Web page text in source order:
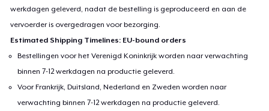
werkdagen geleverd, nadat de bestelling is geproduceerd en aan de
vervoerder is overgedragen voor bezorging.
Estimated Shipping Timelines: EU-bound orders
Bestellingen voor het Verenigd Koninkrijk worden naar verwachting
binnen 7-12 werkdagen na productie geleverd.
Voor Frankrijk, Duitsland, Nederland en Zweden worden naar
verwachting binnen 7-12 werkdagen na productie geleverd.